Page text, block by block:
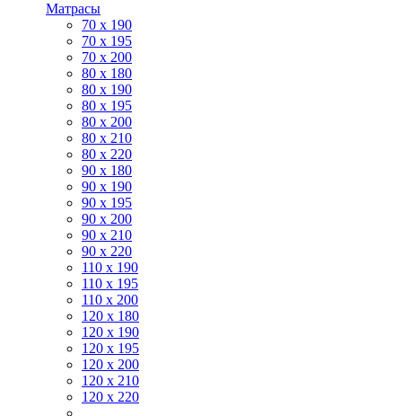
Матрасы
70 х 190
70 х 195
70 х 200
80 х 180
80 х 190
80 х 195
80 х 200
80 x 210
80 x 220
90 x 180
90 х 190
90 х 195
90 х 200
90 x 210
90 x 220
110 x 190
110 x 195
110 x 200
120 x 180
120 х 190
120 х 195
120 х 200
120 x 210
120 x 220